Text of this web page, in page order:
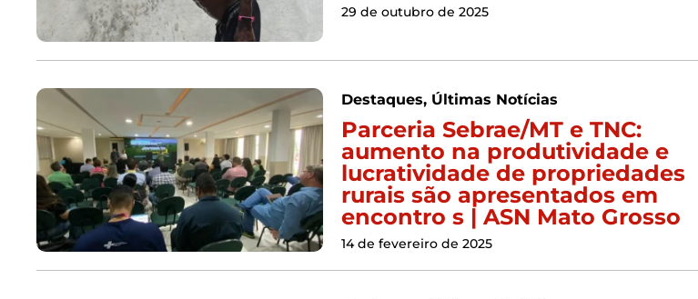
29 de outubro de 2025
Destaques, Últimas Notícias
Parceria Sebrae/MT e TNC:
aumento na produtividade e
lucratividade de propriedades
rurais são apresentados em
encontro s | ASN Mato Grosso
14 de fevereiro de 2025